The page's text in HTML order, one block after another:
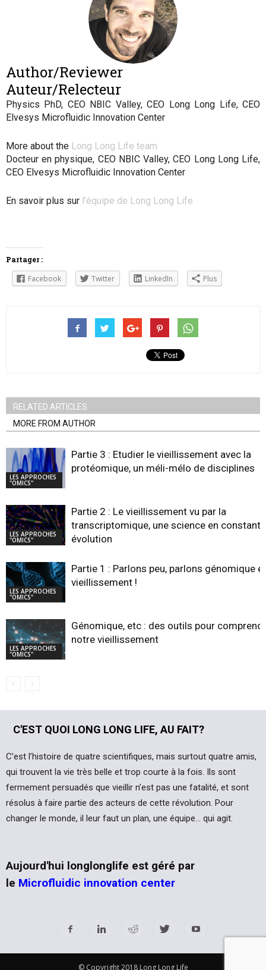
Author/Reviewer
Auteur/Relecteur
Physics PhD, CEO NBIC Valley, CEO Long Long Life, CEO
Elvesys Microfluidic Innovation Center
More about the Long Long Life team
Docteur en physique, CEO NBIC Valley, CEO Long Long Life,
CEO Elvesys Microfluidic Innovation Center
En savoir plus sur l’équipe de Long Long Life
Partager :
Facebook Twitter LinkedIn Plus
RELATED ARTICLES
MORE FROM AUTHOR
LES APPROCHES
"OMICS"
Partie 3 : Etudier le vieillissement avec la
protéomique, un méli-mélo de disciplines
LES APPROCHES
"OMICS"
Partie 2 : Le vieillissement vu par la
transcriptomique, une science en constante
évolution
LES APPROCHES
"OMICS"
Partie 1 : Parlons peu, parlons génomique et
vieillissement !
LES APPROCHES
"OMICS"
Génomique, etc : des outils pour
notre vieillissement
C'EST QUOI LONG LONG LIFE, AU FAIT?
C’est l’histoire de quatre scientifiques, mais surtout quatre amis,
qui trouvent la vie très belle et trop courte à la fois. Ils sont
fermement persuadés que vieillir n’est pas une fatalité, et sont
résolus à faire partie des acteurs de cette révolution. Pour
changer le monde, il leur faut un plan, une équipe… qui agit.
Aujourd'hui longlonglife est géré par
le Microfluidic innovation center
© Copyright 2018 Long Long Life